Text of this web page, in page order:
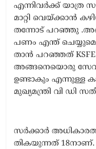
എന്നിവർക്ക് യാത്ര
മാറ്റി വെയ്ക്കാൻ
തന്നോട് പറഞ്ഞു
പണം എന്ത്
താൻ പറഞ്ഞത് KSFE
അങ്ങനെയൊരു
ഉണ്ടാകും എന്നുള്ള
മുഖ്യമന്ത്രി വി ഡി
സർക്കാർ
തികയുന്നത്